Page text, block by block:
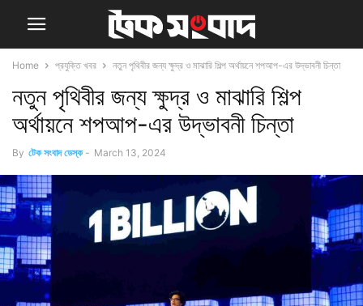
Home প্রযুক্তি খবর নতুন পৃথিবীর জন্য ক্ষুদ্র ও মাঝারি শিল্প অর্থায়নে শপআপ-এর উদ্ভাবনী চিন্তা
নতুন পৃথিবীর জন্য ক্ষুদ্র ও মাঝারি শিল্প
অর্থায়নে শপআপ-এর উদ্ভাবনী চিন্তা
By টেক সংবাদ ডেস্ক - March 13, 2024